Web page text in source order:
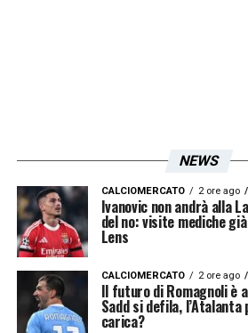
NEWS
CALCIOMERCATO 2 ore ago
Ivanovic non andrà alla
del no: visite mediche
Lens
CALCIOMERCATO 2 ore ago
Il futuro di Romagnoli è
Sadd si defila,
carica?